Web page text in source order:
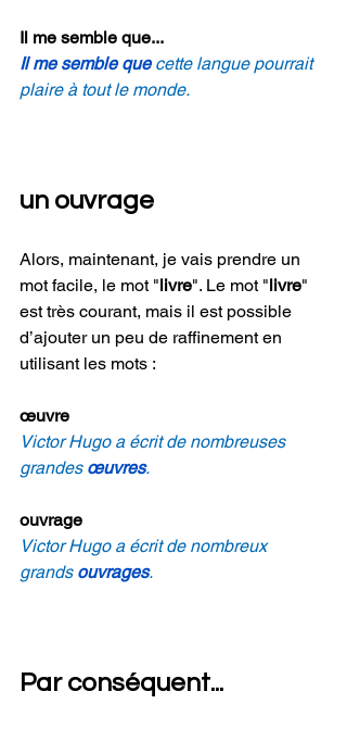
Il me semble que...
Il me semble que cette langue pourrait
plaire à tout le monde.
un ouvrage
Alors, maintenant, je vais prendre un
mot facile, le mot "livre". Le mot "livre"
est très courant, mais il est possible
d’ajouter un peu de raffinement en
utilisant les mots :
œuvre
Victor Hugo a écrit de nombreuses
grandes œuvres.
ouvrage
Victor Hugo a écrit de nombreux
grands ouvrages.
Par conséquent...